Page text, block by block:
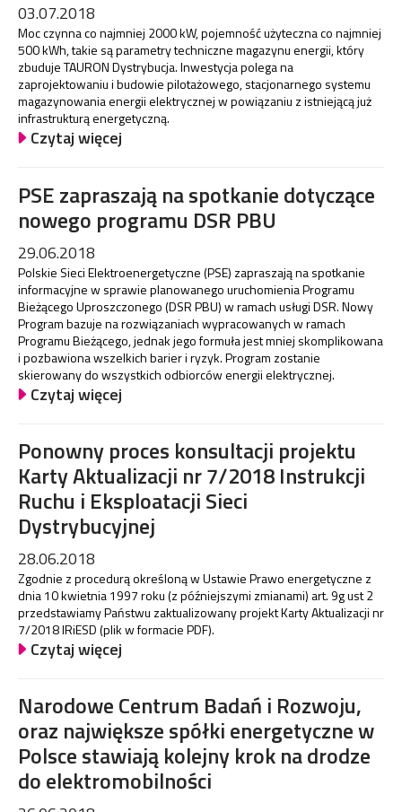
03.07.2018
Moc czynna co najmniej 2000 kW, pojemność użyteczna co najmniej
500 kWh, takie są parametry techniczne magazynu energii, który
zbuduje TAURON Dystrybucja. Inwestycja polega na
zaprojektowaniu i budowie pilotażowego, stacjonarnego systemu
magazynowania energii elektrycznej w powiązaniu z istniejącą już
infrastrukturą energetyczną.
Czytaj więcej
PSE zapraszają na spotkanie dotyczące
nowego programu DSR PBU
29.06.2018
Polskie Sieci Elektroenergetyczne (PSE) zapraszają na spotkanie
informacyjne w sprawie planowanego uruchomienia Programu
Bieżącego Uproszczonego (DSR PBU) w ramach usługi DSR. Nowy
Program bazuje na rozwiązaniach wypracowanych w ramach
Programu Bieżącego, jednak jego formuła jest mniej skomplikowana
i pozbawiona wszelkich barier i ryzyk. Program zostanie
skierowany do wszystkich odbiorców energii elektrycznej.
Czytaj więcej
Ponowny proces konsultacji projektu
Karty Aktualizacji nr 7/2018 Instrukcji
Ruchu i Eksploatacji Sieci
Dystrybucyjnej
28.06.2018
Zgodnie z procedurą określoną w Ustawie Prawo energetyczne z
dnia 10 kwietnia 1997 roku (z późniejszymi zmianami) art. 9g ust 2
przedstawiamy Państwu zaktualizowany projekt Karty Aktualizacji nr
7/2018 IRiESD (plik w formacie PDF).
Czytaj więcej
Narodowe Centrum Badań i Rozwoju,
oraz największe spółki energetyczne w
Polsce stawiają kolejny krok na drodze
do elektromobilności